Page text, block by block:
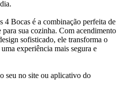
4 Bocas é a combinação perfeita de
sua cozinha. Com acendimento
sofisticado, ele transforma o
experiência mais segura e
seu no site ou aplicativo do